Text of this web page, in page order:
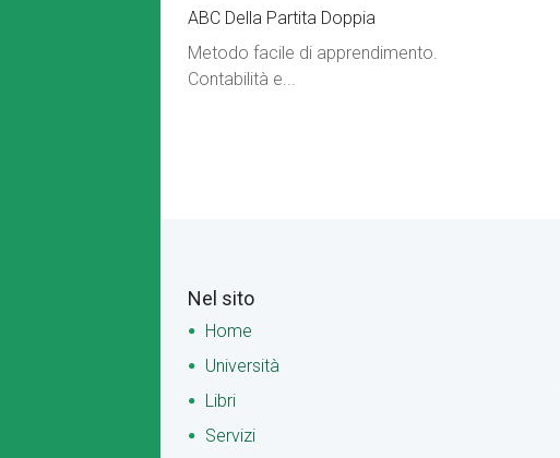
ABC Della Partita Doppia
Metodo facile di apprendimento.
Contabilità e...
Nel sito
Home
Università
Libri
Servizi